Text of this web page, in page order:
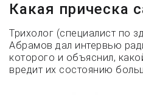
Какая прическа
Трихолог (специалист по
Абрамов дал интервью
которого и объяснил,
вредит их состоянию